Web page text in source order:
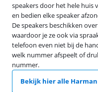
speakers door het hele
en bedien elke speaker
De speakers beschikken
waardoor je ze ook via
telefoon even niet bij de
welk nummer afspeelt of
nummer.
Bekijk hier alle